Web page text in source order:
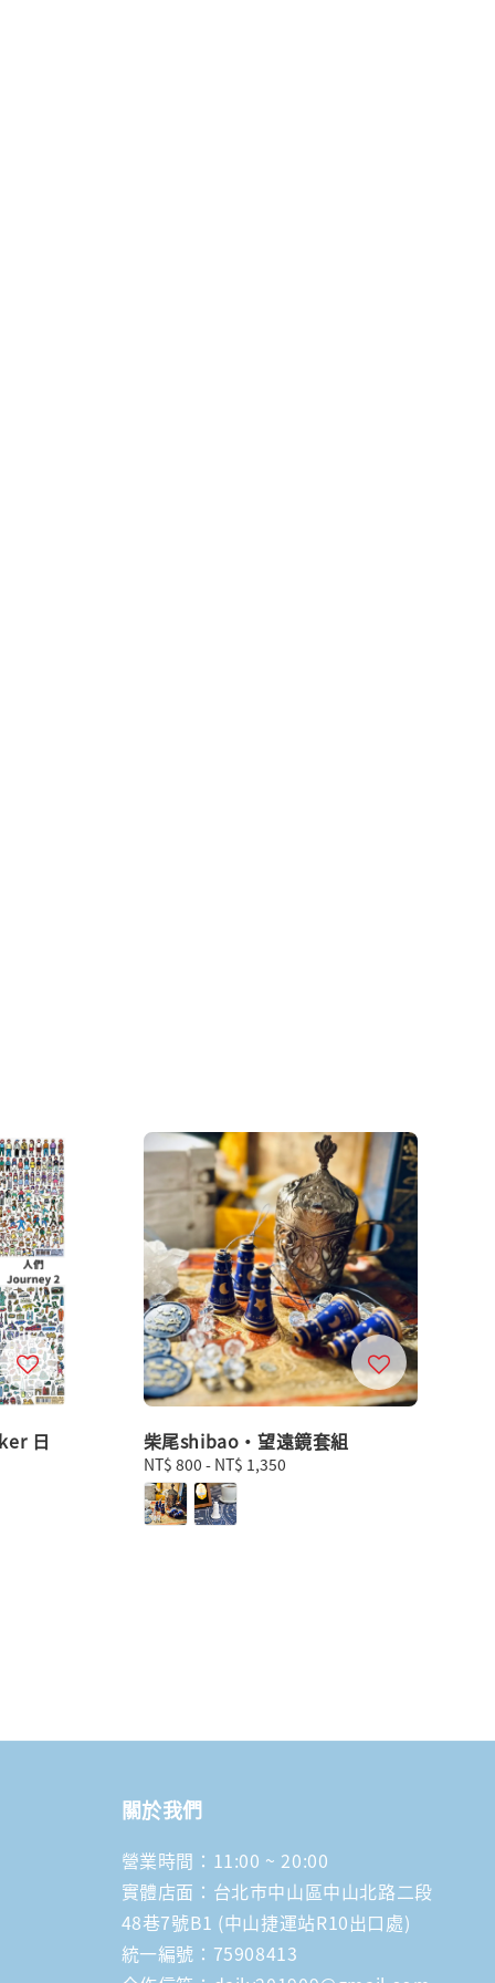
日
柴尾shibao・望遠鏡套組
Regular
price
NT$ 800 - NT$ 1,350
關於我們
營業時間：11:00 ~ 20:00
實體店面：台北市中山區中山北路二段
48巷7號B1 (中山捷運站R10出口處)
統一編號：75908413